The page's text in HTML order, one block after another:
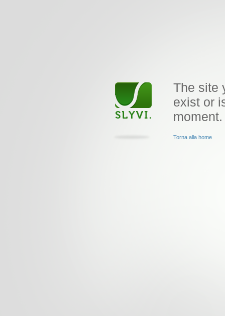
The site
exist or
moment.
Torna alla home